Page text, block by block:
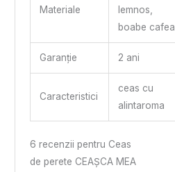
Materiale
lemnos,
boabe cafea
Garanție 2 ani
Caracteristici
ceas cu
alintaroma
6 recenzii pentru Ceas
de perete CEAȘCA MEA